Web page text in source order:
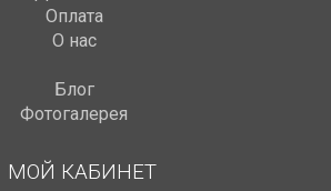
Оплата
О нас
Блог
Фотогалерея
МОЙ КАБИНЕТ